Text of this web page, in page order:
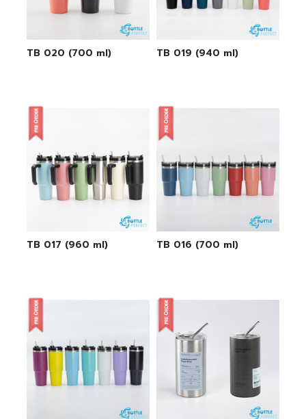
TB 020 (700 ml) TB 019 (940 ml)
TB 017 (960 ml) TB 016 (700 ml)